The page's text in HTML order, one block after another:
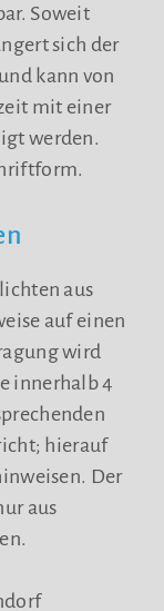
Soweit
sich der
kann von
mit einer
werden.
aus
auf einen
wird
innerhalb 4
hierauf
Der
aus